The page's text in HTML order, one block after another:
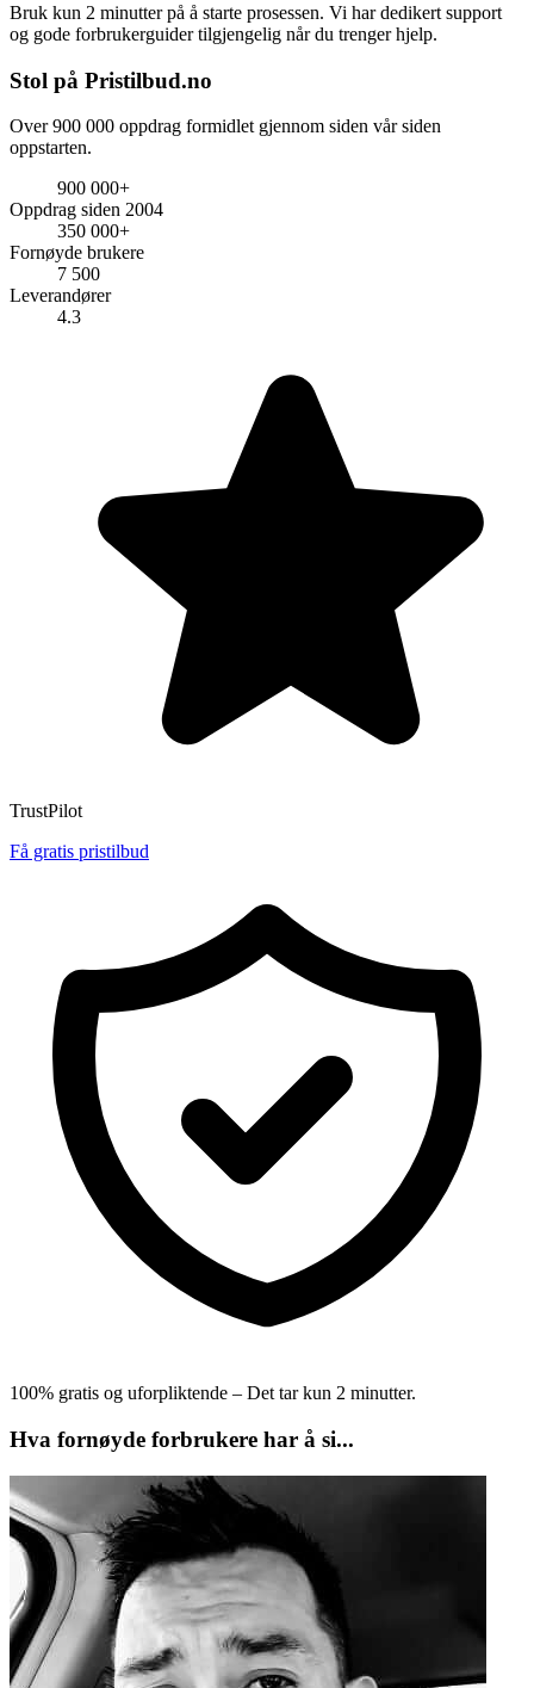
Bruk kun 2 minutter på å starte prosessen. Vi har dedikert support
og gode forbrukerguider tilgjengelig når du trenger hjelp.
Stol på Pristilbud.no
Over 900 000 oppdrag formidlet gjennom siden vår siden
oppstarten.
900 000+
Oppdrag siden 2004
350 000+
Fornøyde brukere
7 500
Leverandører
4.3
TrustPilot
Få gratis pristilbud
100% gratis og uforpliktende – Det tar kun 2 minutter.
Hva fornøyde forbrukere har å si...